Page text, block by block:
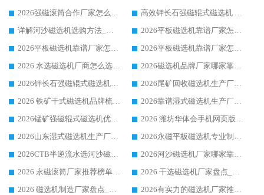
2026强磁滚筒合作厂家怎么选-华体会手机网页版-华体会(中国) 行业优质供应商参考指南
高效钾长石强磁辊式磁选机 华体会手机网页版-华体会(中国) 专业制造品质值得信赖
详解河沙磁选机选购方法_除铁器品牌及华体会手机网页版-华体会(中国) 企业解析
2026平板磁选机靠谱厂家怎么选？华体会手机网页版-华体会(中国) 凭硬实力甄选合作品牌
2026平板磁选机靠谱厂家怎么选？华体会手机网页版-华体会(中国) 凭硬实力甄选合作品牌
2026平板磁选机靠谱厂家怎么选？华体会手机网页版-华体会(中国) 凭硬实力甄选合作品牌
2026 水选磁选机厂商怎么选 潍坊华体会手机网页版-华体会(中国) 技术实力强
2026磁选机品牌厂家哪家靠谱?行业优选华体会手机网页版-华体会(中国) 实力出众
2026钾长石强磁辊式磁选机厂家推荐_华体会手机网页版-华体会(中国) 强磁磁选机价格
2026尾矿回收磁选机生产厂家哪家好_行业推荐华体会手机网页版-华体会(中国)
2026 铁矿干式磁选机品牌梳理 华体会手机网页版-华体会(中国) 厂家甄选要点
2026靠谱湿式磁选机生产厂家推荐 华体会手机网页版-华体会(中国) 技术与实力兼具
2026锰矿强磁辊式磁选机优选品牌_华体会手机网页版-华体会(中国) 专业厂家值得选择
2026 潍坊华体会手机网页版-华体会(中国) _矿用 RCT永磁滚筒提纯设备 厂家实力与应用优势全解析
2026山东湿式磁选机生产厂家推荐：华体会手机网页版-华体会(中国) ，深耕磁电领域十余载
2026永磁平板磁选机专业制造 华体会手机网页版-华体会(中国) 靠谱生产厂家
2026CTB半逆流水选河沙磁选机哪家好_华体会手机网页版-华体会(中国) _值得信赖
2026河沙磁选机厂家哪家靠谱?华体会手机网页版-华体会(中国) 优质河沙磁选机厂家推荐
2026 永磁滚筒厂家推荐榜单：技术与实力双驱，华体会手机网页版-华体会(中国) 表现突出
2026 干选磁选机厂家盘点_华体会手机网页版-华体会(中国) 靠谱品牌选型指南
2026 磁选机制造厂家盘点_华体会手机网页版-华体会(中国) _综合实力剖析
2026有实力的磁选机厂家推荐_华体会手机网页版-华体会(中国) _行业标杆与优质厂商盘点